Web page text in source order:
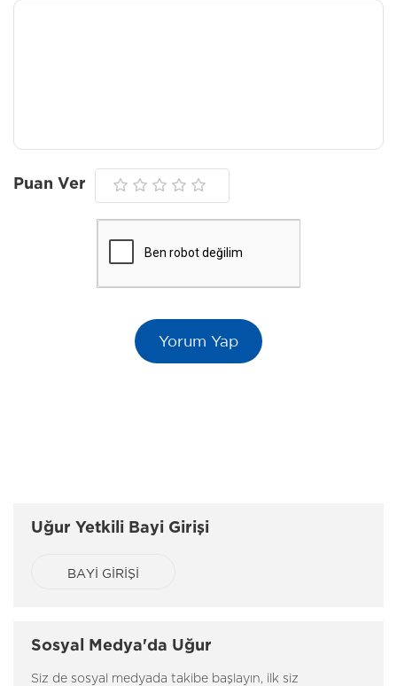
Puan Ver
Uğur Yetkili Bayi Girişi
BAYİ GİRİŞİ
Sosyal Medya'da Uğur
Siz de sosyal medyada takibe başlayın, ilk siz